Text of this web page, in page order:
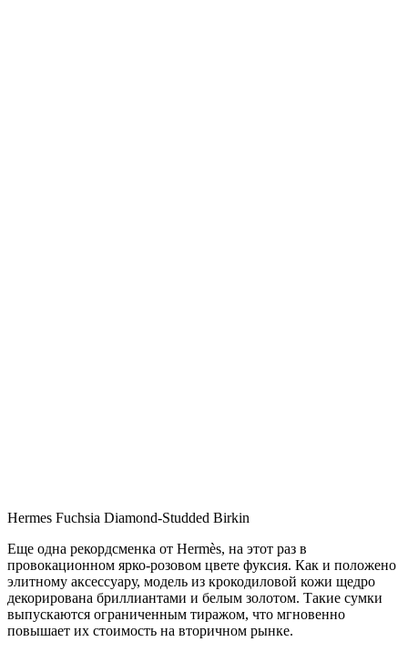
Hermes Fuchsia Diamond-Studded Birkin
Еще одна рекордсменка от Hermès, на этот раз в
провокационном ярко-розовом цвете фуксия. Как и положено
элитному аксессуару, модель из крокодиловой кожи щедро
декорирована бриллиантами и белым золотом. Такие сумки
выпускаются ограниченным тиражом, что мгновенно
повышает их стоимость на вторичном рынке.